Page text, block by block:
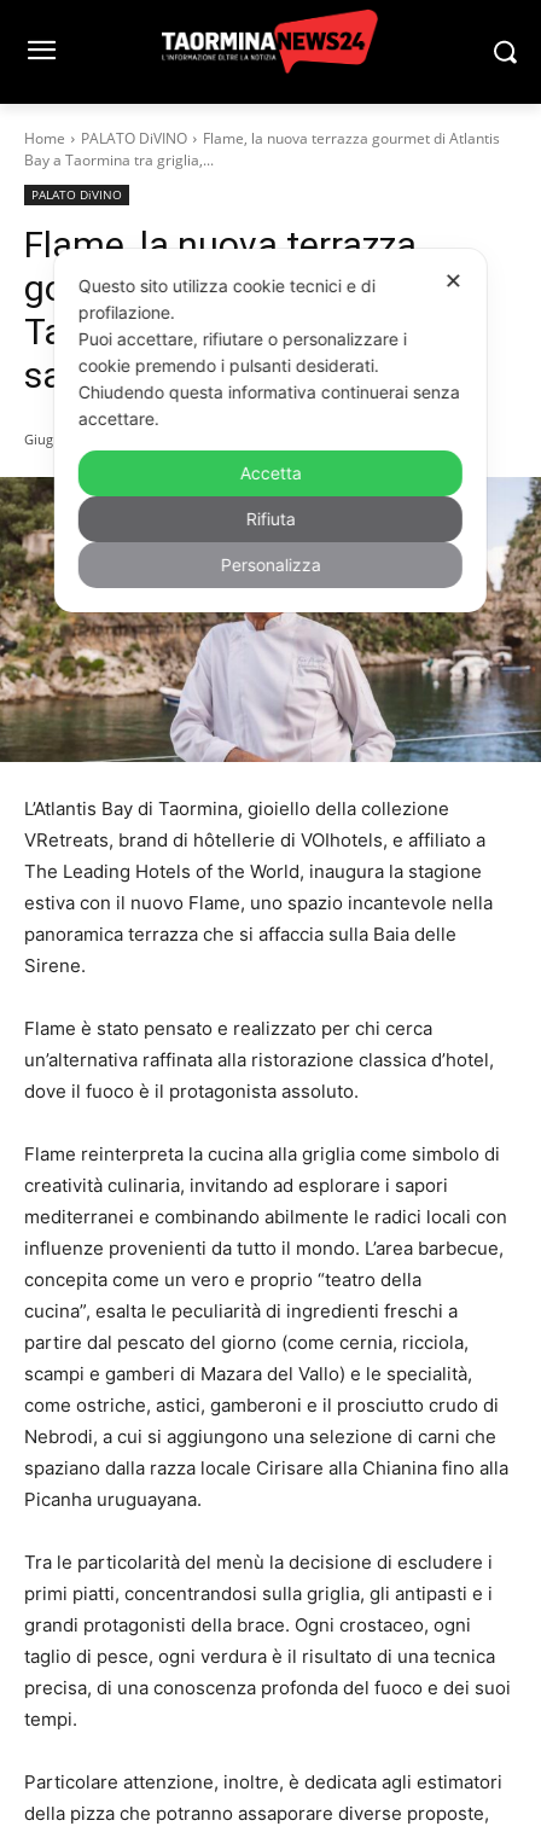
Home PALATO DiVINO
Flame, la nuova terrazza gourmet di Atlantis
Bay a Taormina tra griglia,...
PALATO DiVINO
Flame, la nuova terrazza
gourmet di Atlantis Bay a
Taormina tra griglia, mare e
sapori mediterranei
Giugno 23, 2026
L’Atlantis Bay di Taormina, gioiello della collezione
VRetreats, brand di hôtellerie di VOIhotels, e affiliato a
The Leading Hotels of the World, inaugura la stagione
estiva con il nuovo Flame, uno spazio incantevole nella
panoramica terrazza che si affaccia sulla Baia delle
Sirene.
Flame è stato pensato e realizzato per chi cerca
un’alternativa raffinata alla ristorazione classica d’hotel,
dove il fuoco è il protagonista assoluto.
Flame reinterpreta la cucina alla griglia come simbolo di
creatività culinaria, invitando ad esplorare i sapori
mediterranei e combinando abilmente le radici locali con
influenze provenienti da tutto il mondo. L’area barbecue,
concepita come un vero e proprio “teatro della
cucina”, esalta le peculiarità di ingredienti freschi a
partire dal pescato del giorno (come cernia, ricciola,
scampi e gamberi di Mazara del Vallo) e le specialità,
come ostriche, astici, gamberoni e il prosciutto crudo di
Nebrodi, a cui si aggiungono una selezione di carni che
spaziano dalla razza locale Cirisare alla Chianina fino alla
Picanha uruguayana.
Tra le particolarità del menù la decisione di escludere i
primi piatti, concentrandosi sulla griglia, gli antipasti e i
grandi protagonisti della brace. Ogni crostaceo, ogni
taglio di pesce, ogni verdura è il risultato di una tecnica
precisa, di una conoscenza profonda del fuoco e dei suoi
tempi.
Particolare attenzione, inoltre, è dedicata agli estimatori
della pizza che potranno assaporare diverse proposte,
✕
Questo sito utilizza cookie tecnici e di
profilazione.
Puoi accettare, rifiutare o personalizzare i
cookie premendo i pulsanti desiderati.
Chiudendo questa informativa continuerai senza
accettare.
Accetta
Rifiuta
Personalizza